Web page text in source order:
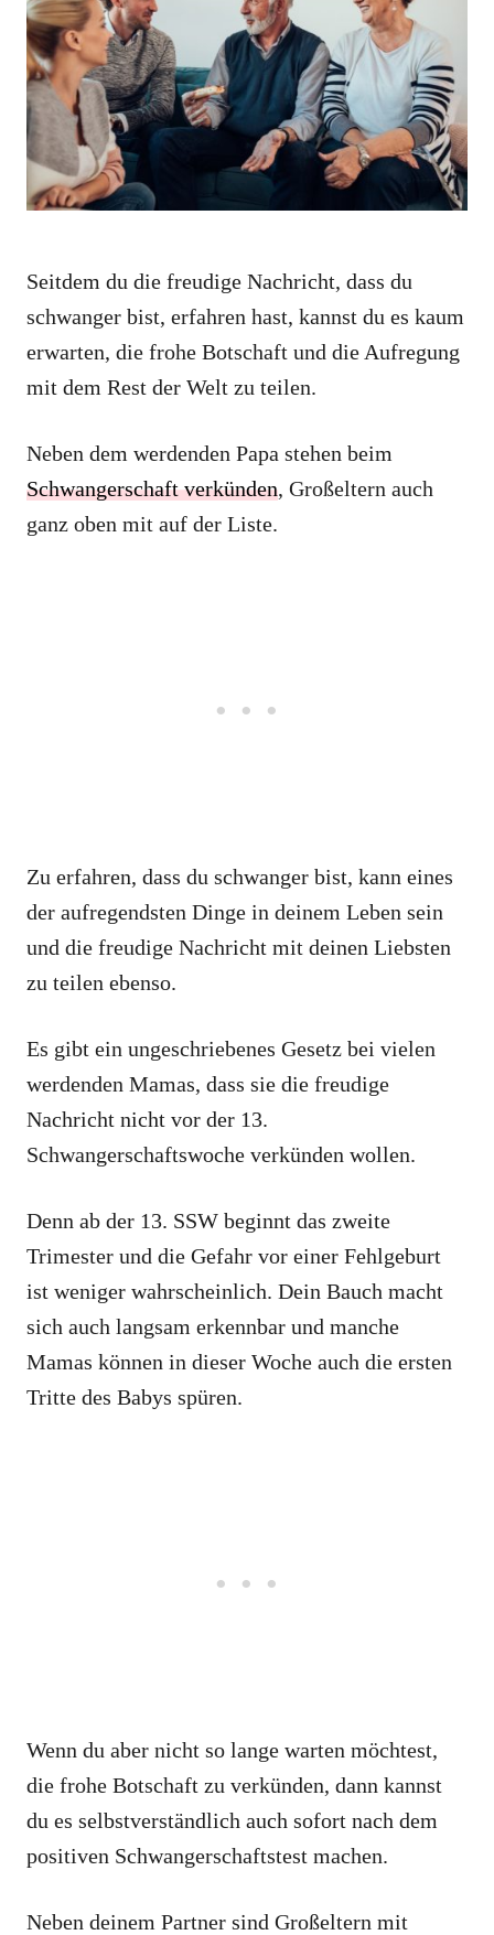
o
n
o
r
i
e
s
Seitdem du die freudige Nachricht, dass du
schwanger bist, erfahren hast, kannst du es kaum
erwarten, die frohe Botschaft und die Aufregung
mit dem Rest der Welt zu teilen.
Neben dem werdenden Papa stehen beim
Schwangerschaft verkünden, Großeltern auch
ganz oben mit auf der Liste.
Zu erfahren, dass du schwanger bist, kann eines
der aufregendsten Dinge in deinem Leben sein
und die freudige Nachricht mit deinen Liebsten
zu teilen ebenso.
Es gibt ein ungeschriebenes Gesetz bei vielen
werdenden Mamas, dass sie die freudige
Nachricht nicht vor der 13.
Schwangerschaftswoche verkünden wollen.
Denn ab der 13. SSW beginnt das zweite
Trimester und die Gefahr vor einer Fehlgeburt
ist weniger wahrscheinlich. Dein Bauch macht
sich auch langsam erkennbar und manche
Mamas können in dieser Woche auch die ersten
Tritte des Babys spüren.
Wenn du aber nicht so lange warten möchtest,
die frohe Botschaft zu verkünden, dann kannst
du es selbstverständlich auch sofort nach dem
positiven Schwangerschaftstest machen.
Neben deinem Partner sind Großeltern mit